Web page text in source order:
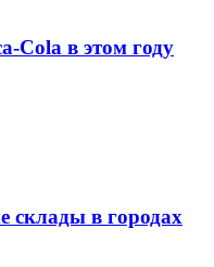
Cola в этом году
склады в городах